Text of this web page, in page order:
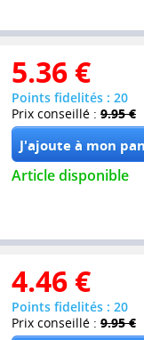
5.36 €
Points fidelités : 20
Prix conseillé : 9.95 €
Article disponible
4.46 €
Points fidelités : 20
Prix conseillé : 9.95 €